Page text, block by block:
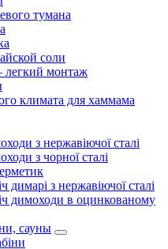
тумана
соли
легкий монтаж
климата для хаммама
з нержавіючої сталі
з чорної сталі
димарі з нержавіючої сталі
димоходи в оцинкованому
сауны